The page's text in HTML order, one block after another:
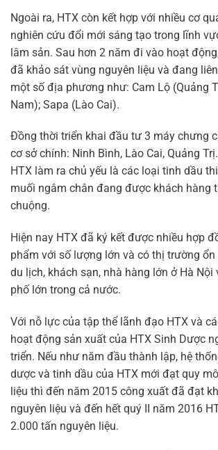
Ngoài ra, HTX còn kết hợp với nhiều cơ
nghiên cứu đổi mới sáng tạo trong lĩnh
lâm sản. Sau hơn 2 năm đi vào hoạt
đã khảo sát vùng nguyên liệu và đang
một số địa phương như: Cam Lộ (Quảng
Nam); Sapa (Lào Cai).
Đồng thời triển khai đầu tư 3 máy chưng
cơ sở chính: Ninh Bình, Lào Cai, Quảng
HTX làm ra chủ yếu là các loại tinh dầu
muối ngâm chân đang được khách hàng
chuộng.
Hiện nay HTX đã ký kết được nhiều hợp
phẩm với số lượng lớn và có thị trường
du lịch, khách sạn, nhà hàng lớn ở Hà Nội
phố lớn trong cả nước.
Với nỗ lực của tập thể lãnh đạo HTX và
hoạt động sản xuất của HTX Sinh Dược
triển. Nếu như năm đầu thành lập, hệ
dược và tinh dầu của HTX mới đạt quy
liệu thì đến năm 2015 công xuất đã đạt
nguyên liệu và đến hết quý II năm 2016
2.000 tấn nguyên liệu.